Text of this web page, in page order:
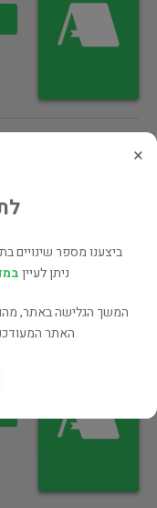
×
ביצענו מספר שינויים
ניתן לעיין
המשך הגלישה באתר,
האתר